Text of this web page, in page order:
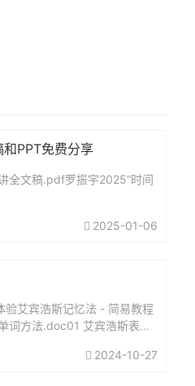
PPT免费分享
全文稿.pdf罗振宇2025“时间
2025-01-06
艾宾浩斯记忆法 - 简易教程
词方法.doc01 艾宾浩斯表格
2024-10-27